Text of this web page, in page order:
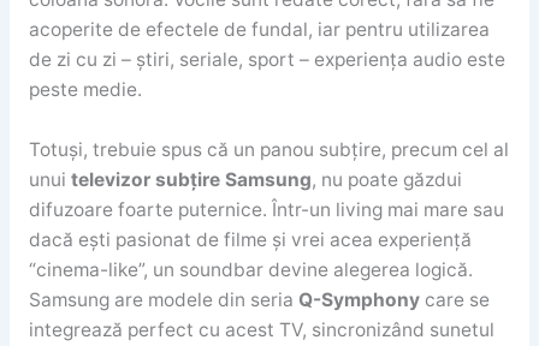
acoperite de efectele de fundal, iar pentru utilizarea
de zi cu zi – știri, seriale, sport – experiența audio este
peste medie.
Totuși, trebuie spus că un panou subțire, precum cel al
unui televizor subțire Samsung, nu poate găzdui
difuzoare foarte puternice. Într-un living mai mare sau
dacă ești pasionat de filme și vrei acea experiență
“cinema-like”, un soundbar devine alegerea logică.
Samsung are modele din seria Q-Symphonycare se
integrează perfect cu acest TV, sincronizând sunetul